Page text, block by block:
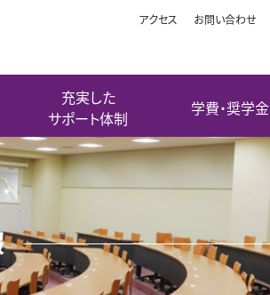
アクセス お問い合わせ
充実した
サポート体制
学費・奨学金